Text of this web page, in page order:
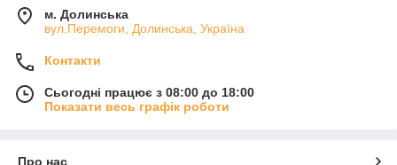
м. Долинська
вул.Перемоги, Долинська, Україна
Контакти
Сьогодні працює з 08:00 до 18:00
Показати весь графік роботи
Про нас